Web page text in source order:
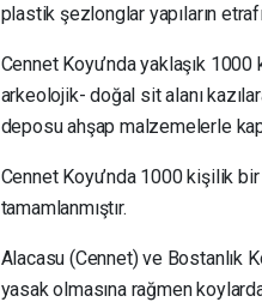
plastik şezlonglar yapıların
Cennet Koyu’nda yaklaşık
arkeolojik- doğal sit alanı
deposu ahşap malzemelerle
Cennet Koyu’nda 1000 kişilik
tamamlanmıştır.
Alacasu (Cennet) ve Bostanlık
yasak olmasına rağmen